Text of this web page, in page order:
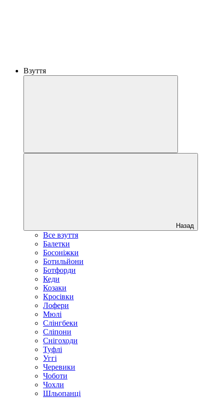
Взуття
Назад
Все взуття
Балетки
Босоніжки
Ботильйони
Ботфорди
Кеди
Козаки
Кросівки
Лофери
Мюлі
Слінгбеки
Сліпони
Снігоходи
Туфлі
Уггі
Черевики
Чоботи
Чохли
Шльопанці